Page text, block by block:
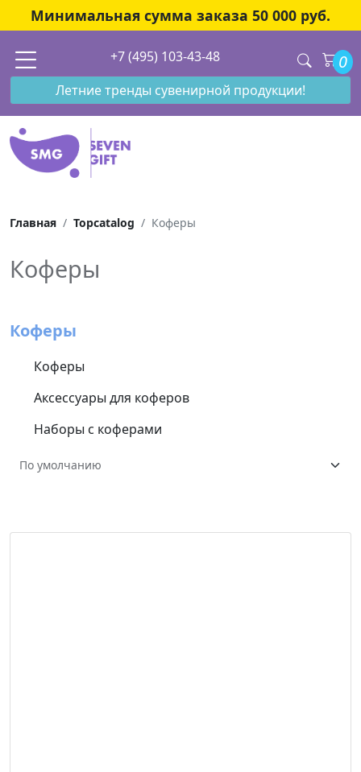
Минимальная сумма заказа 50 000 руб.
+7 (495) 103-43-48 0
Летние тренды сувенирной продукции!
Главная Topcatalog Коферы
Коферы
Коферы
Коферы
Аксессуары для коферов
Наборы с коферами